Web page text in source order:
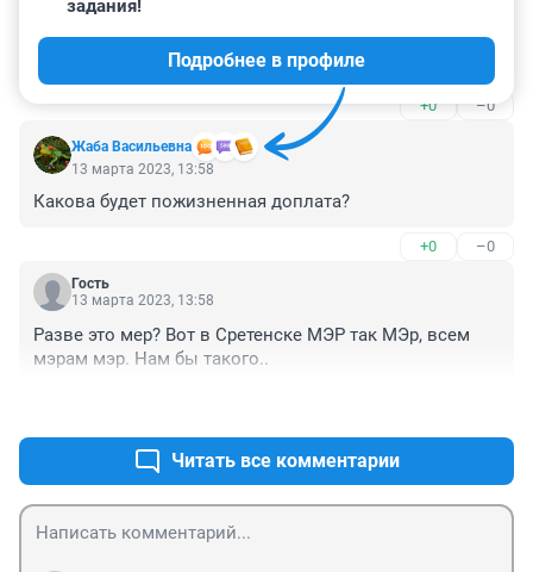
в компанию с Городецким и каким-то попом ? как-то
+0 –0
Жаба Васильевна
задания!
Подробнее в профиле
13 марта 2023, 13:58
Какова будет пожизненная доплата?
+0 –0
Гость
13 марта 2023, 13:58
Разве это мер? Вот в Сретенске МЭР так МЭр, всем
мэрам мэр. Нам бы такого..
Читать все комментарии